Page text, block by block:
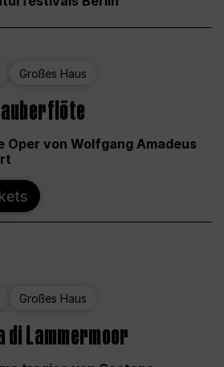
Großes Haus
Oper von Wolfgang Amadeus
Großes Haus
di Lammermoor